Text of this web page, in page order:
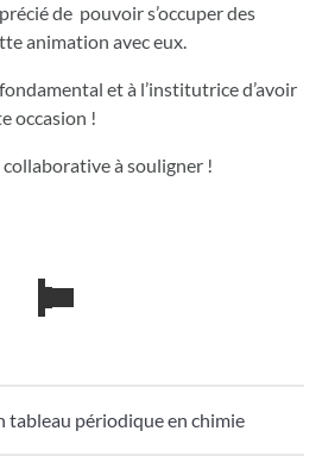
de pouvoir s’occuper des
animation avec eux.
et à l’institutrice d’avoir
occasion !
à souligner !
tableau périodique en chimie